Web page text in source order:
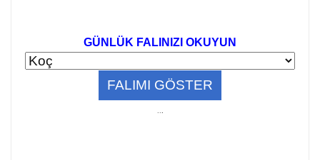
GÜNLÜK FALINIZI OKUYUN
...